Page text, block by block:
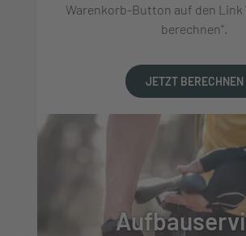
Warenkorb-Button auf den Link
berechnen".
JETZT BERECHNEN